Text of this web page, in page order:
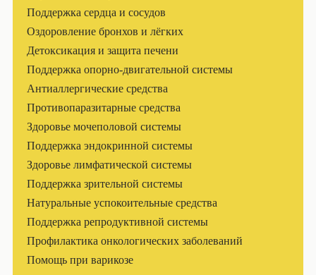
Поддержка сердца и сосудов
Оздоровление бронхов и лёгких
Детоксикация и защита печени
Поддержка опорно-двигательной системы
Антиаллергические средства
Противопаразитарные средства
Здоровье мочеполовой системы
Поддержка эндокринной системы
Здоровье лимфатической системы
Поддержка зрительной системы
Натуральные успокоительные средства
Поддержка репродуктивной системы
Профилактика онкологических заболеваний
Помощь при варикозе